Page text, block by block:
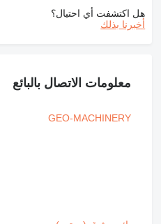
هل اكتشفت أي احتيال؟
أخبرنا بذلك
معلومات الاتصال بالبائع
GEO-MACHINERY